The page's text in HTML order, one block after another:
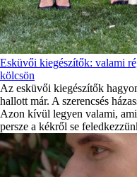
Esküvői kiegészítők: valami
kölcsön
Az esküvői kiegészítők
hallott már. A szerencsés
Azon kívül legyen valami,
persze a kékről se